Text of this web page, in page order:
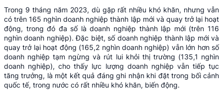
Trong 9 tháng năm 2023, dù gặp rất nhiều khó khăn, nhưng vẫn
có trên 165 nghìn doanh nghiệp thành lập mới và quay trở lại hoạt
động, trong đó đa số là doanh nghiệp thành lập mới (trên 116
nghìn doanh nghiệp). Đặc biệt, số doanh nghiệp thành lập mới và
quay trở lại hoạt động (165,2 nghìn doanh nghiệp) vẫn lớn hơn số
doanh nghiệp tạm ngừng và rút lui khỏi thị trường (135,1 nghìn
doanh nghiệp), cho thấy lực lượng doanh nghiệp vẫn tiếp tục
tăng trưởng, là một kết quả đáng ghi nhận khi đặt trong bối cảnh
quốc tế, trong nước có rất nhiều khó khăn, biến động.